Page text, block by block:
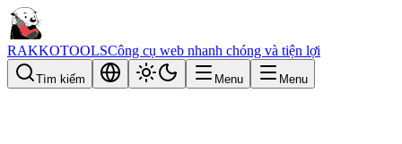
RAKKOTOOLSCông cụ web nhanh chóng và tiện lợi
Tìm kiếm Menu Menu